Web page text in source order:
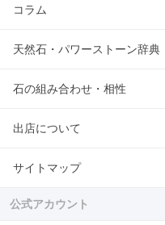
コラム
天然石・パワーストーン辞典
石の組み合わせ・相性
出店について
サイトマップ
公式アカウント